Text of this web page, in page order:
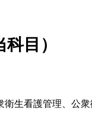
目）
衛生看護管理、